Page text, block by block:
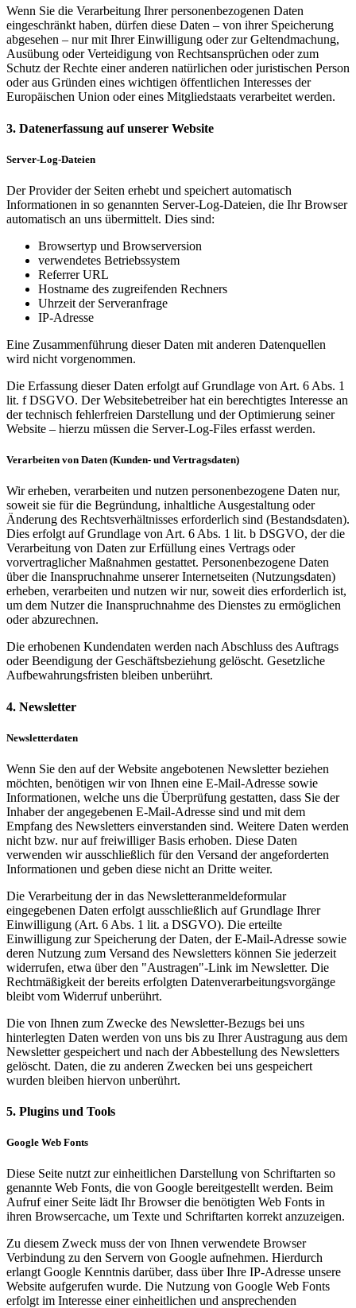
Wenn Sie die Verarbeitung Ihrer personenbezogenen Daten
eingeschränkt haben, dürfen diese Daten – von ihrer Speicherung
abgesehen – nur mit Ihrer Einwilligung oder zur Geltendmachung,
Ausübung oder Verteidigung von Rechtsansprüchen oder zum
Schutz der Rechte einer anderen natürlichen oder juristischen Person
oder aus Gründen eines wichtigen öffentlichen Interesses der
Europäischen Union oder eines Mitgliedstaats verarbeitet werden.
3. Datenerfassung auf unserer Website
Server-Log-Dateien
Der Provider der Seiten erhebt und speichert automatisch
Informationen in so genannten Server-Log-Dateien, die Ihr Browser
automatisch an uns übermittelt. Dies sind:
Browsertyp und Browserversion
verwendetes Betriebssystem
Referrer URL
Hostname des zugreifenden Rechners
Uhrzeit der Serveranfrage
IP-Adresse
Eine Zusammenführung dieser Daten mit anderen Datenquellen
wird nicht vorgenommen.
Die Erfassung dieser Daten erfolgt auf Grundlage von Art. 6 Abs. 1
lit. f DSGVO. Der Websitebetreiber hat ein berechtigtes Interesse an
der technisch fehlerfreien Darstellung und der Optimierung seiner
Website – hierzu müssen die Server-Log-Files erfasst werden.
Verarbeiten von Daten (Kunden- und Vertragsdaten)
Wir erheben, verarbeiten und nutzen personenbezogene Daten nur,
soweit sie für die Begründung, inhaltliche Ausgestaltung oder
Änderung des Rechtsverhältnisses erforderlich sind (Bestandsdaten).
Dies erfolgt auf Grundlage von Art. 6 Abs. 1 lit. b DSGVO, der die
Verarbeitung von Daten zur Erfüllung eines Vertrags oder
vorvertraglicher Maßnahmen gestattet. Personenbezogene Daten
über die Inanspruchnahme unserer Internetseiten (Nutzungsdaten)
erheben, verarbeiten und nutzen wir nur, soweit dies erforderlich ist,
um dem Nutzer die Inanspruchnahme des Dienstes zu ermöglichen
oder abzurechnen.
Die erhobenen Kundendaten werden nach Abschluss des Auftrags
oder Beendigung der Geschäftsbeziehung gelöscht. Gesetzliche
Aufbewahrungsfristen bleiben unberührt.
4. Newsletter
Newsletterdaten
Wenn Sie den auf der Website angebotenen Newsletter beziehen
möchten, benötigen wir von Ihnen eine E-Mail-Adresse sowie
Informationen, welche uns die Überprüfung gestatten, dass Sie der
Inhaber der angegebenen E-Mail-Adresse sind und mit dem
Empfang des Newsletters einverstanden sind. Weitere Daten werden
nicht bzw. nur auf freiwilliger Basis erhoben. Diese Daten
verwenden wir ausschließlich für den Versand der angeforderten
Informationen und geben diese nicht an Dritte weiter.
Die Verarbeitung der in das Newsletteranmeldeformular
eingegebenen Daten erfolgt ausschließlich auf Grundlage Ihrer
Einwilligung (Art. 6 Abs. 1 lit. a DSGVO). Die erteilte
Einwilligung zur Speicherung der Daten, der E-Mail-Adresse sowie
deren Nutzung zum Versand des Newsletters können Sie jederzeit
widerrufen, etwa über den "Austragen"-Link im Newsletter. Die
Rechtmäßigkeit der bereits erfolgten Datenverarbeitungsvorgänge
bleibt vom Widerruf unberührt.
Die von Ihnen zum Zwecke des Newsletter-Bezugs bei uns
hinterlegten Daten werden von uns bis zu Ihrer Austragung aus dem
Newsletter gespeichert und nach der Abbestellung des Newsletters
gelöscht. Daten, die zu anderen Zwecken bei uns gespeichert
wurden bleiben hiervon unberührt.
5. Plugins und Tools
Google Web Fonts
Diese Seite nutzt zur einheitlichen Darstellung von Schriftarten so
genannte Web Fonts, die von Google bereitgestellt werden. Beim
Aufruf einer Seite lädt Ihr Browser die benötigten Web Fonts in
ihren Browsercache, um Texte und Schriftarten korrekt anzuzeigen.
Zu diesem Zweck muss der von Ihnen verwendete Browser
Verbindung zu den Servern von Google aufnehmen. Hierdurch
erlangt Google Kenntnis darüber, dass über Ihre IP-Adresse unsere
Website aufgerufen wurde. Die Nutzung von Google Web Fonts
erfolgt im Interesse einer einheitlichen und ansprechenden